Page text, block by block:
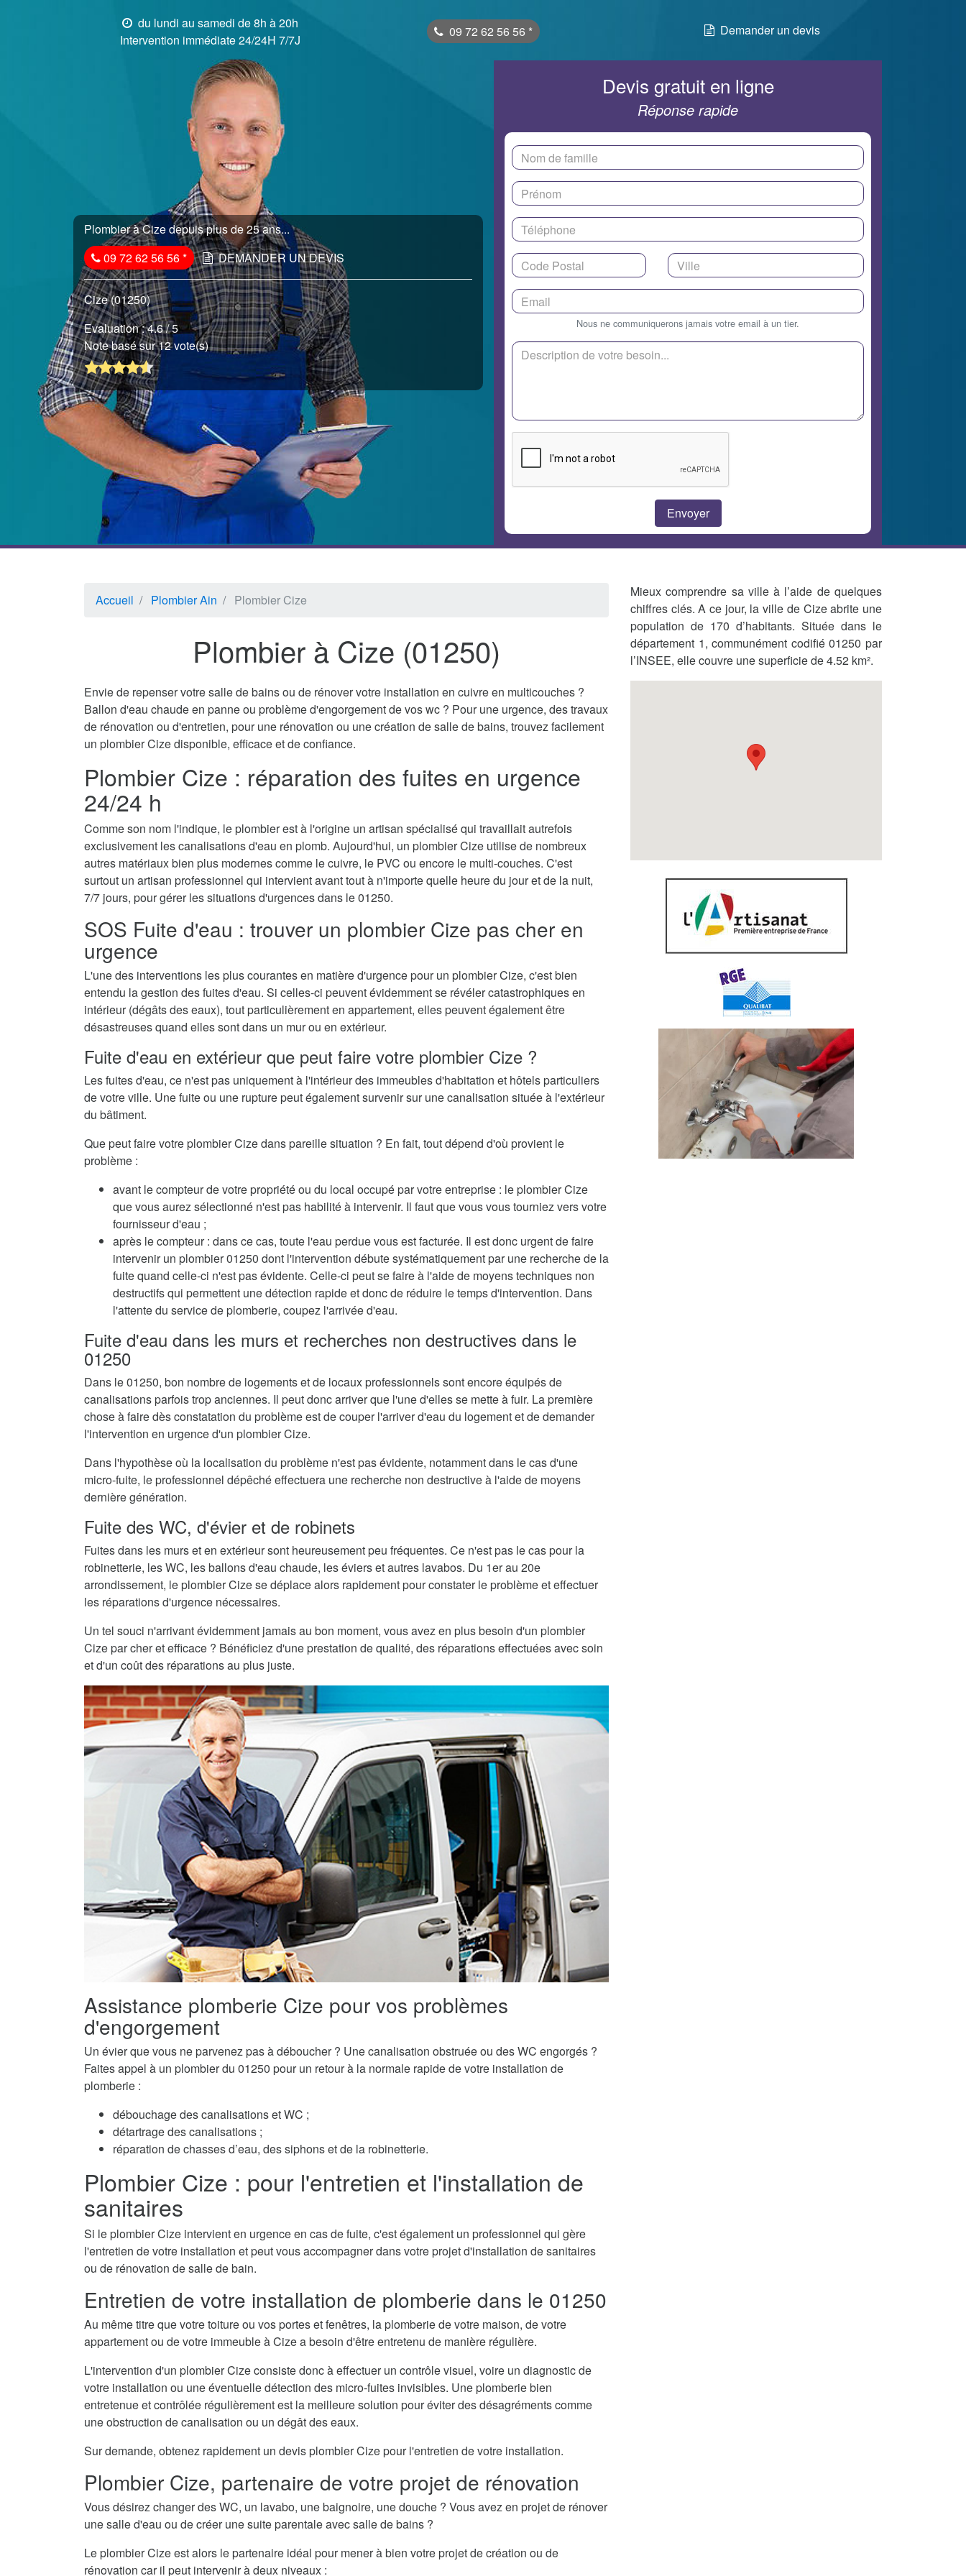
du lundi au samedi de 8h à 20h
Intervention immédiate 24/24H 7/7J
09 72 62 56 56 * Demander un devis
Plombier à Cize depuis plus de 25 ans...
09 72 62 56 56* DEMANDER UN DEVIS
Cize (01250)
Evaluation :4.6/ 5
Note basé sur 12 vote(s)
Devis gratuit en ligne
Réponse rapide
Nous ne communiquerons jamais votre email à un tier.
Accueil Plombier Ain Plombier Cize
Plombier à Cize (01250)
Envie de repenser votre salle de bains ou de rénover votre installation en cuivre en multicouches ?
Ballon d'eau chaude en panne ou problème d'engorgement de vos wc ? Pour une urgence, des travaux
de rénovation ou d'entretien, pour une rénovation ou une création de salle de bains, trouvez facilement
un plombier Cize disponible, efficace et de confiance.
Plombier Cize : réparation des fuites en urgence
24/24 h
Comme son nom l'indique, le plombier est à l'origine un artisan spécialisé qui travaillait autrefois
exclusivement les canalisations d'eau en plomb. Aujourd'hui, un plombier Cize utilise de nombreux
autres matériaux bien plus modernes comme le cuivre, le PVC ou encore le multi-couches. C'est
surtout un artisan professionnel qui intervient avant tout à n'importe quelle heure du jour et de la nuit,
7/7 jours, pour gérer les situations d'urgences dans le 01250.
SOS Fuite d'eau : trouver un plombier Cize pas cher en
urgence
L'une des interventions les plus courantes en matière d'urgence pour un plombier Cize, c'est bien
entendu la gestion des fuites d'eau. Si celles-ci peuvent évidemment se révéler catastrophiques en
intérieur (dégâts des eaux), tout particulièrement en appartement, elles peuvent également être
désastreuses quand elles sont dans un mur ou en extérieur.
Fuite d'eau en extérieur que peut faire votre plombier Cize ?
Les fuites d'eau, ce n'est pas uniquement à l'intérieur des immeubles d'habitation et hôtels particuliers
de votre ville. Une fuite ou une rupture peut également survenir sur une canalisation située à l'extérieur
du bâtiment.
Que peut faire votre plombier Cize dans pareille situation ? En fait, tout dépend d'où provient le
problème :
avant le compteur de votre propriété ou du local occupé par votre entreprise : le plombier Cize
que vous aurez sélectionné n'est pas habilité à intervenir. Il faut que vous vous tourniez vers votre
fournisseur d'eau ;
après le compteur : dans ce cas, toute l'eau perdue vous est facturée. Il est donc urgent de faire
intervenir un plombier 01250 dont l'intervention débute systématiquement par une recherche de la
fuite quand celle-ci n'est pas évidente. Celle-ci peut se faire à l'aide de moyens techniques non
destructifs qui permettent une détection rapide et donc de réduire le temps d'intervention. Dans
l'attente du service de plomberie, coupez l'arrivée d'eau.
Fuite d'eau dans les murs et recherches non destructives dans le
01250
Dans le 01250, bon nombre de logements et de locaux professionnels sont encore équipés de
canalisations parfois trop anciennes. Il peut donc arriver que l'une d'elles se mette à fuir. La première
chose à faire dès constatation du problème est de couper l'arriver d'eau du logement et de demander
l'intervention en urgence d'un plombier Cize.
Dans l'hypothèse où la localisation du problème n'est pas évidente, notamment dans le cas d'une
micro-fuite, le professionnel dépêché effectuera une recherche non destructive à l'aide de moyens
dernière génération.
Fuite des WC, d'évier et de robinets
Fuites dans les murs et en extérieur sont heureusement peu fréquentes. Ce n'est pas le cas pour la
robinetterie, les WC, les ballons d'eau chaude, les éviers et autres lavabos. Du 1er au 20e
arrondissement, le plombier Cize se déplace alors rapidement pour constater le problème et effectuer
les réparations d'urgence nécessaires.
Un tel souci n'arrivant évidemment jamais au bon moment, vous avez en plus besoin d'un plombier
Cize par cher et efficace ? Bénéficiez d'une prestation de qualité, des réparations effectuées avec soin
et d'un coût des réparations au plus juste.
Assistance plomberie Cize pour vos problèmes
d'engorgement
Un évier que vous ne parvenez pas à déboucher ? Une canalisation obstruée ou des WC engorgés ?
Faites appel à un plombier du 01250 pour un retour à la normale rapide de votre installation de
plomberie :
débouchage des canalisations et WC ;
détartrage des canalisations ;
réparation de chasses d’eau, des siphons et de la robinetterie.
Plombier Cize : pour l'entretien et l'installation de
sanitaires
Si le plombier Cize intervient en urgence en cas de fuite, c'est également un professionnel qui gère
l'entretien de votre installation et peut vous accompagner dans votre projet d'installation de sanitaires
ou de rénovation de salle de bain.
Entretien de votre installation de plomberie dans le 01250
Au même titre que votre toiture ou vos portes et fenêtres, la plomberie de votre maison, de votre
appartement ou de votre immeuble à Cize a besoin d'être entretenu de manière régulière.
L'intervention d'un plombier Cize consiste donc à effectuer un contrôle visuel, voire un diagnostic de
votre installation ou une éventuelle détection des micro-fuites invisibles. Une plomberie bien
entretenue et contrôlée régulièrement est la meilleure solution pour éviter des désagréments comme
une obstruction de canalisation ou un dégât des eaux.
Sur demande, obtenez rapidement un devis plombier Cize pour l'entretien de votre installation.
Plombier Cize, partenaire de votre projet de rénovation
Vous désirez changer des WC, un lavabo, une baignoire, une douche ? Vous avez en projet de rénover
une salle d'eau ou de créer une suite parentale avec salle de bains ?
Le plombier Cize est alors le partenaire idéal pour mener à bien votre projet de création ou de
rénovation car il peut intervenir à deux niveaux :
Mieux comprendre sa ville à l’aide de quelques
chiffres clés. A ce jour, la ville de Cize abrite une
population de 170 d’habitants. Située dans le
département 1, communément codifié 01250 par
l’INSEE, elle couvre une superficie de 4.52 km².